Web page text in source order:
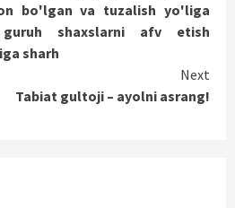
bo'lgan va tuzalish yo'liga
shaxslarni afv etish
sharh
Next
Tabiat gultoji – ayolni asrang!